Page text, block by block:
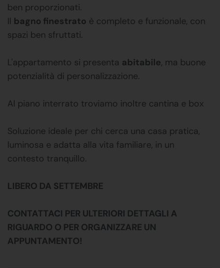
ben proporzionati.
Il bagno finestrato è completo e funzionale, con
spazi ben sfruttati.
L'appartamento si presenta abitabile, ma buone
potenzialità di personalizzazione.
Al piano interrato troviamo inoltre cantina e box
Soluzione ideale per chi cerca una casa pratica,
luminosa e adatta alla vita familiare, in un
contesto tranquillo.
LIBERO DA SETTEMBRE
CONTATTACI PER ULTERIORI DETTAGLI A
RIGUARDO O PER ORGANIZZARE UN
APPUNTAMENTO!